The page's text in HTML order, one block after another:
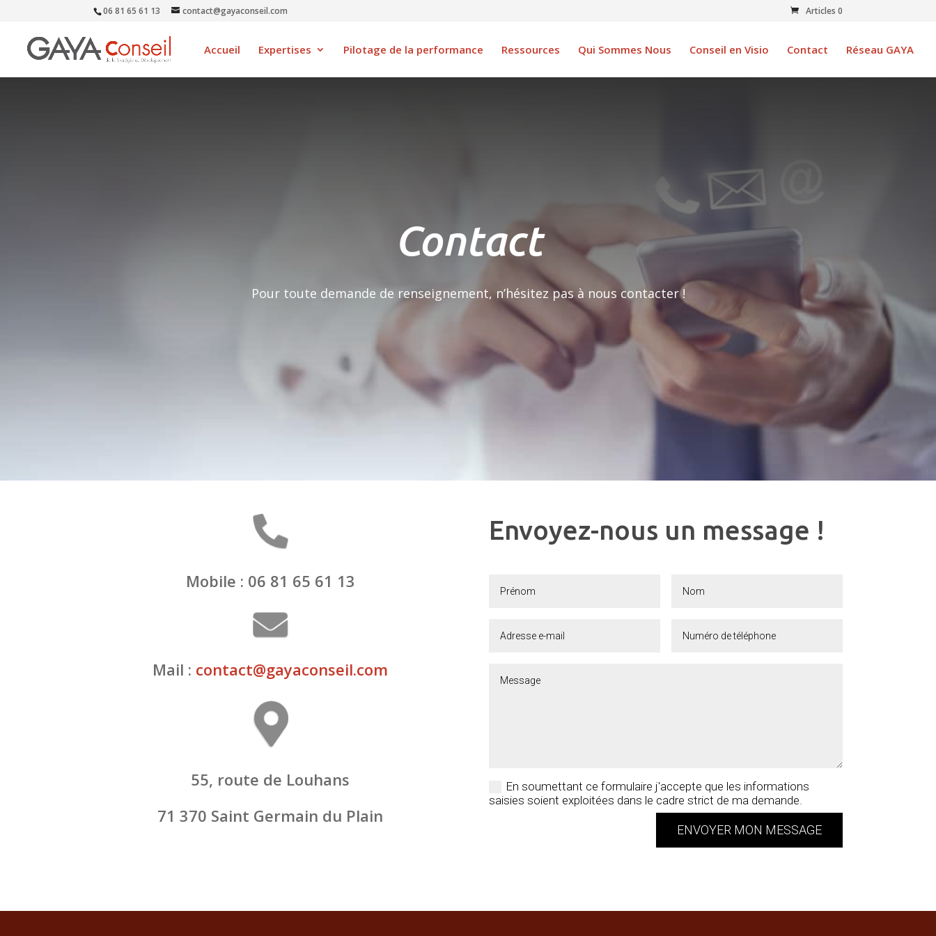
06 81 65 61 13 contact@gayaconseil.com Articles 0
Accueil Expertises Pilotage de la performance Ressources Qui Sommes Nous Conseil en Visio Contact Réseau GAYA
Contact
Pour toute demande de renseignement, n’hésitez pas à nous contacter !
Mobile : 06 81 65 61 13
Mail : contact@gayaconseil.com
55, route de Louhans
71 370 Saint Germain du Plain
Envoyez-nous un me|
En soumettant ce formulaire j'accepte que les informations
saisies soient exploitées dans le cadre strict de ma demande.
ENVOYER MON MESSAGE